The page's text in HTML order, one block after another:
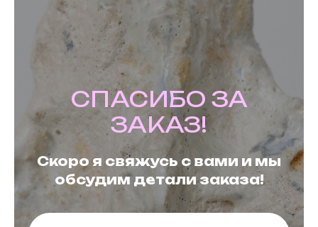
СПАСИБО ЗА
ЗАКАЗ!
Скоро я свяжусь с вами и мы
обсудим детали заказа!